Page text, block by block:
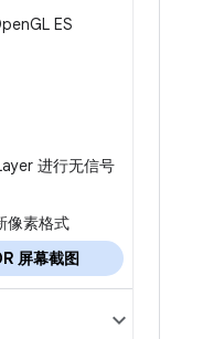
GL ES
进行无信号
像素格式
屏幕截图